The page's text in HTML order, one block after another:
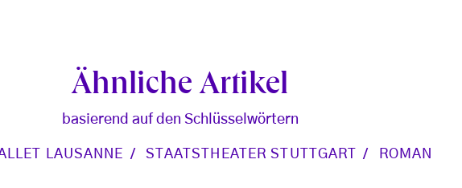
Ähnliche Artikel
basierend auf den Schlüsselwörtern
LAUSANNE STAATSTHEATER STUTTGART ROMAN